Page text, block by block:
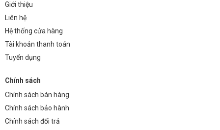
Phân Tích Kinh Tế: Tiết Kiệm Chi Phí Sau 5 Năm
So sánh chi phí sử dụng nguồn Meanwell HRPG-600-15 với các
nguồn điện thông thường trong vòng 5 năm:
600-15 giúp tiết kiệm khoảng 10-15% điện năng so với các nguồn
Giảm chi phí bảo trì:
Giảm chi phí thay thế đèn LED:
Giới thiệu
Liên hệ
Hệ thống cửa hàng
Tài khoản thanh toán
Tuyển dụng
Chính sách
Chính sách bán hàng
Chính sách bảo hành
Chính sách đổi trả